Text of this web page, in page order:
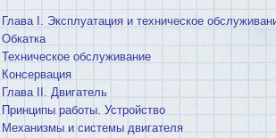
Глава I. Эксплуатация и техническое
Обкатка
Техническое обслуживание
Консервация
Глава II. Двигатель
Принципы работы. Устройство
Механизмы и системы двигателя